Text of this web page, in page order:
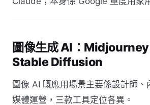
圖像生成 AI：Midjourney
Stable Diffusion
圖像 AI 嘅應用場景主要係設計師、
媒體運營，三款工具定位各異。